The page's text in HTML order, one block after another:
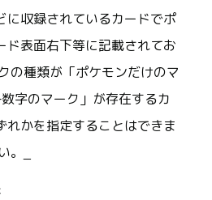
に収録されているカードでポ
ド表面右下等に記載されてお
の種類が「ポケモンだけのマ
字のマーク」が存在するカ
れかを指定することはできま
。_